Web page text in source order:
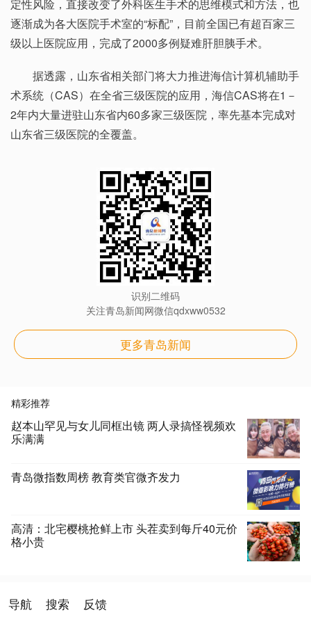
定性风险，直接改变了外科医生手术的思维模式和方法，也
逐渐成为各大医院手术室的“标配”，目前全国已有超百家三
级以上医院应用，完成了2000多例疑难肝胆胰手术。
据透露，山东省相关部门将大力推进海信计算机辅助手
术系统（CAS）在全省三级医院的应用，海信CAS将在1－
2年内大量进驻山东省内60多家三级医院，率先基本完成对
山东省三级医院的全覆盖。
识别二维码
关注青岛新闻网微信qdxww0532
更多青岛新闻
精彩推荐
赵本山罕见与女儿同框出镜 两人录搞怪视频欢
乐满满
青岛微指数周榜 教育类官微齐发力
高清：北宅樱桃抢鲜上市 头茬卖到每斤40元价
格小贵
导航 搜索 反馈